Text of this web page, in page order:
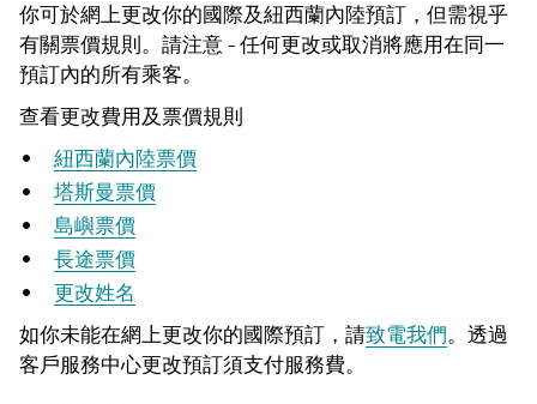
你可於網上更改你的國際及紐西蘭內陸預訂，但需視乎
有關票價規則。請注意 - 任何更改或取消將應用在同一
預訂內的所有乘客。
查看更改費用及票價規則
紐西蘭內陸票價
塔斯曼票價
島嶼票價
長途票價
更改姓名
如你未能在網上更改你的國際預訂，請致電我們。透過
客戶服務中心更改預訂須支付服務費。